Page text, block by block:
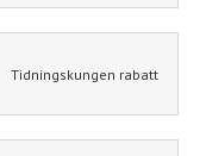
Tidningskungen rabatt